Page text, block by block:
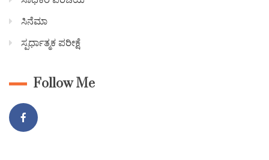
ಸಿನೆಮಾ
ಸ್ಪರ್ಧಾತ್ಮಕ ಪರೀಕ್ಷೆ
Follow Me